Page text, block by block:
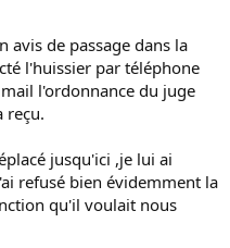
avis de passage dans la
l'huissier par téléphone
l'ordonnance du juge
reçu.
jusqu'ici ,je lui ai
refusé bien évidemment la
qu'il voulait nous